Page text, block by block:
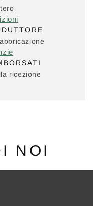
ricezione
NOI